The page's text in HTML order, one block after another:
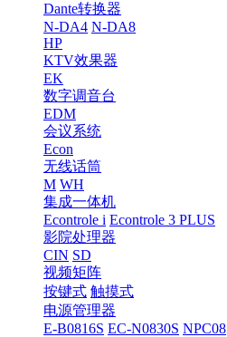
Dante转换器
N-DA4 N-DA8
HP
KTV效果器
EK
数字调音台
EDM
会议系统
Econ
无线话筒
M WH
集成一体机
Econtrole i Econtrole 3 PLUS
影院处理器
CIN SD
视频矩阵
按键式 触摸式
电源管理器
E-B0816S EC-N0830S NPC08